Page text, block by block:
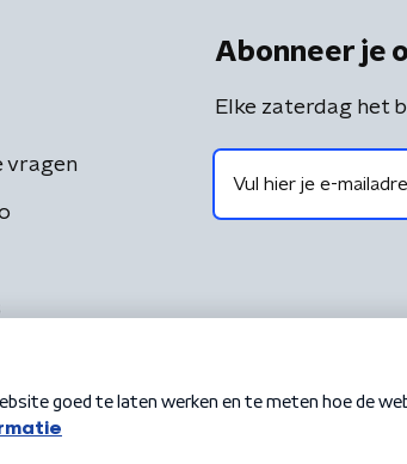
vragen
Abonneer je
Elke zaterdag het